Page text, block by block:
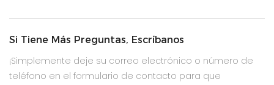
Si Tiene Más Preguntas, Escríbanos
¡Simplemente deje su correo electrónico o número de
teléfono en el formulario de contacto para que